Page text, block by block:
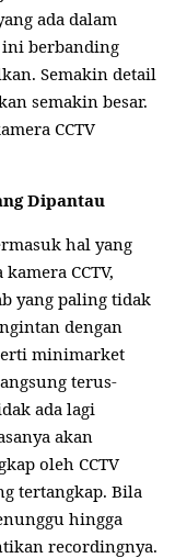
ada dalam
ini berbanding
Semakin detail
semakin besar.
CCTV
Dipantau
hal yang
CCTV,
yang paling tidak
dengan
minimarket
terus-
ada lagi
akan
oleh CCTV
tertangkap. Bila
hingga
recordingnya.